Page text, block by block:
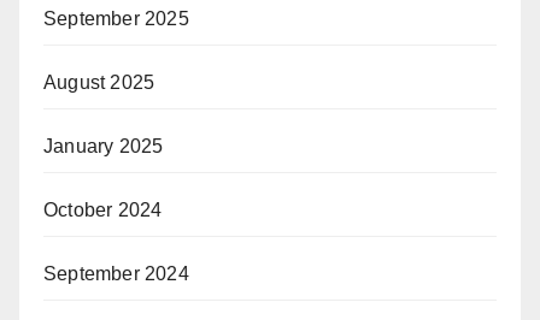
September 2025
August 2025
January 2025
October 2024
September 2024